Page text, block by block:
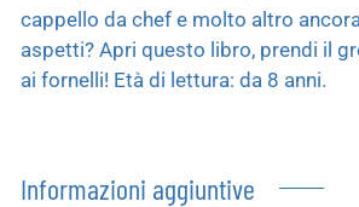
cappello da chef e molto altro
aspetti? Apri questo libro, prendi il
ai fornelli! Età di lettura: da 8 anni.
Informazioni aggiuntive